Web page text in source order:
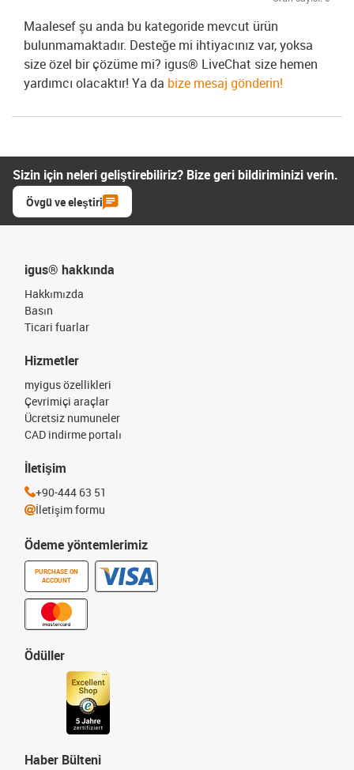
Maalesef şu anda bu kategoride mevcut ürün
bulunmamaktadır. Desteğe mi ihtiyacınız var, yoksa
size özel bir çözüme mi? igus® LiveChat size hemen
yardımcı olacaktır! Ya da bize mesaj gönderin!
Sizin için neleri geliştirebiliriz? Bize geri bildiriminizi verin.
Övgü ve eleştiri
igus® hakkında
Hakkımızda
Basın
Ticari fuarlar
Ödeme yöntemlerimiz
PURCHASE ON
ACCOUNT
Hizmetler
myigus özellikleri
Çevrimiçi araçlar
Ücretsiz numuneler
CAD indirme portalı
Ödüller
Haber Bülteni
İletişim
+90-444 63 51
İletişim formu